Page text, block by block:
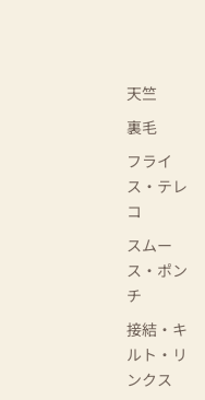
天竺
裏毛
フライ
ス・テレ
コ
スムー
ス・ポン
チ
接結・キ
ルト・リ
ンクス